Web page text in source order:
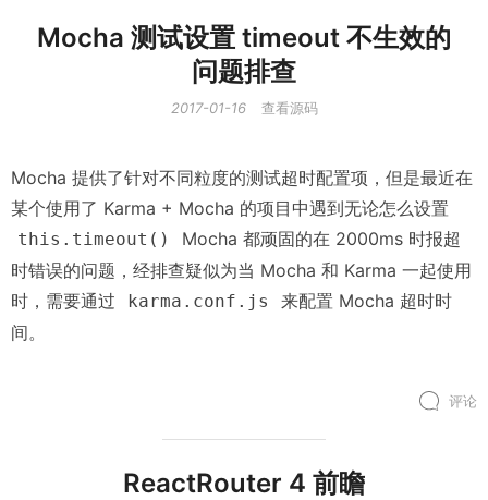
Mocha 测试设置 timeout 不生效的
问题排查
2017-01-16 查看源码
Mocha 提供了针对不同粒度的测试超时配置项，但是最近在
某个使用了 Karma + Mocha 的项目中遇到无论怎么设置
this.timeout()
Mocha 都顽固的在 2000ms 时报超
时错误的问题，经排查疑似为当 Mocha 和 Karma 一起使用
时，需要通过
karma.conf.js
来配置 Mocha 超时时
间。
评论
ReactRouter 4 前瞻